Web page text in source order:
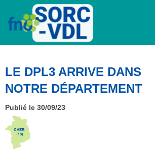
LE DPL3 ARRIVE DANS
NOTRE DÉPARTEMENT
Publié le 30/09/23